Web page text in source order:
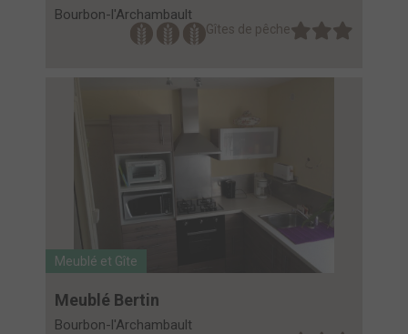
Bourbon-l'Archambault
Gîtes de pêche
Meublé et Gîte
Meublé Bertin
Bourbon-l'Archambault